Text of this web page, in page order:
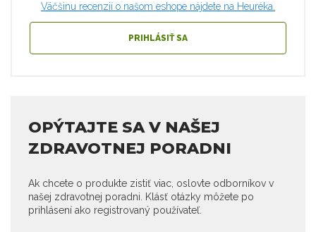
Väčšinu recenzií o našom eshope nájdete na Heuréka.
PRIHLÁSIŤ SA
OPÝTAJTE SA V NAŠEJ
ZDRAVOTNEJ PORADNI
Ak chcete o produkte zistiť viac, oslovte odborníkov v
našej zdravotnej poradni. Klásť otázky môžete po
prihlásení ako registrovaný používateľ.